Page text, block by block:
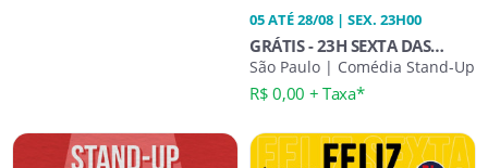
05 ATÉ 28/08 | SEX. 23H00
GRÁTIS - 23H SEXTA DAS
RISADAS COMEDIA STAND-UP
São Paulo | Comédia Stand-Up
R$ 0,00 + Taxa*